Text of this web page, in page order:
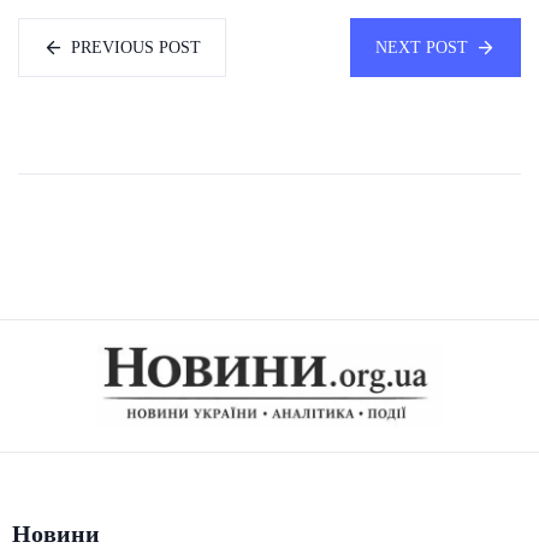
PREVIOUS POST NEXT POST
Новини